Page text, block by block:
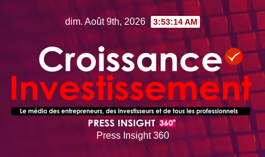
dim. Août 9th, 2026 3:53:16 AM
Press Insight 360